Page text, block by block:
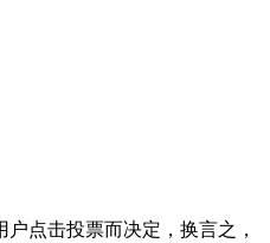
点击投票而决定，换言之，